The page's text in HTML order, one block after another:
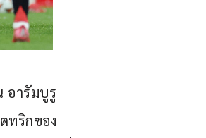
อารัมบูรู
ทริกของ